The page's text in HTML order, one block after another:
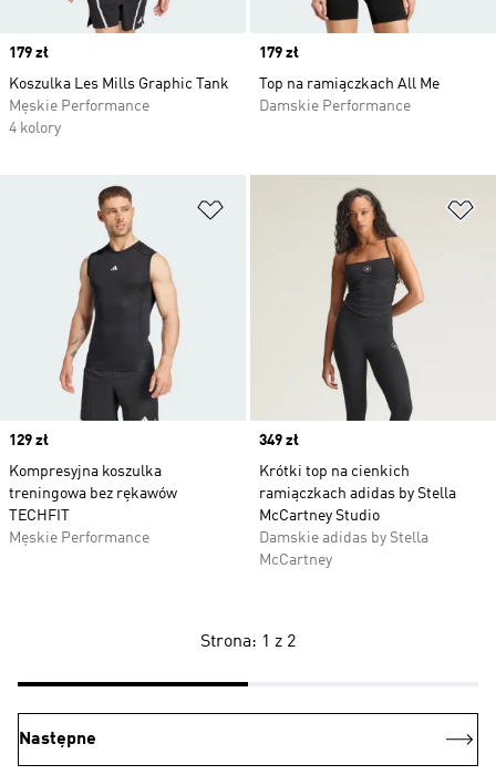
Price
179 zł
Koszulka Les Mills Graphic Tank
Męskie Performance
4 kolory
Price
179 zł
Top na ramiączkach All Me
Damskie Performance
Dodaj do listy życzeń
Price
129 zł
Kompresyjna koszulka
treningowa bez rękawów
TECHFIT
Męskie Performance
Price
349 zł
Krótki top na cienkich
ramiączkach adidas by Stella
McCartney Studio
Damskie adidas by Stella
McCartney
Strona: 1 z 2
Następne